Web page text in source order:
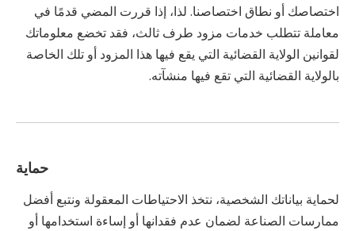
اختصاصك أو نطاق اختصاصنا. لذا، إذا قررت المضي قدمًا في
معاملة تتطلب خدمات مزود طرف ثالث، فقد تخضع معلوماتك
لقوانين الولاية القضائية التي يقع فيها هذا المزود أو تلك الخاصة
بالولاية القضائية التي تقع فيها منشآته.
حماية
لحماية بياناتك الشخصية، نتخذ الاحتياطات المعقولة ونتبع أفضل
ممارسات الصناعة لضمان عدم فقدانها أو إساءة استخدامها أو